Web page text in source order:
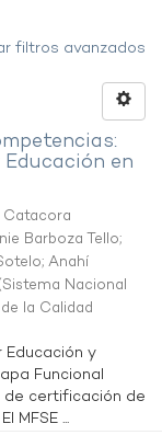
filtros avanzados
en
Catacora
Barboza Tello;
; Anahí
Sistema Nacional
la Calidad
y
Funcional
de certificación de
MFSE ...